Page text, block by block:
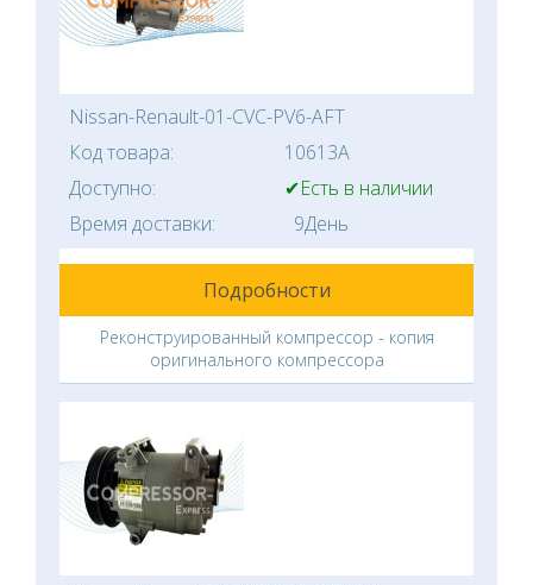
Nissan-Renault-01-CVC-PV6-AFT
Код товара:
10613A
Доступно:
✔Есть в наличии
Время доставки:
9День
Подробности
Реконструированный компрессор - копия
оригинального компрессора